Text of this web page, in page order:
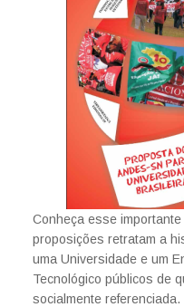
Conheça esse
proposições retratam a
uma Universidade e um
Tecnológico públicos de
socialmente referenciada.